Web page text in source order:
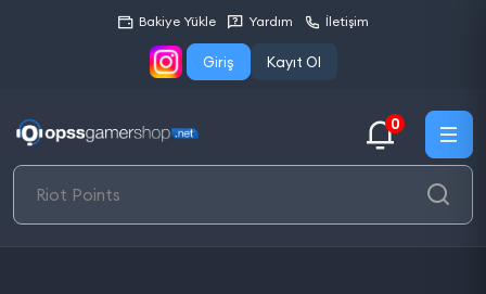
Bakiye Yükle Yardım İletişim
Giriş Kayıt Ol
0